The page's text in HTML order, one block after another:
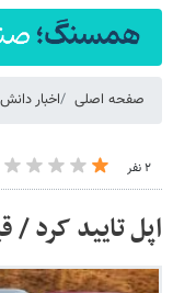
صفحه اصلی اخبار
۲ نفر
اپل تایید کرد